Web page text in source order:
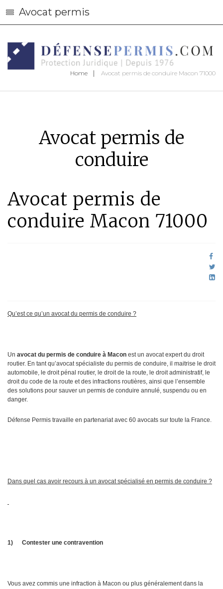
Avocat permis
Home Avocat permis de conduire Macon 71000
Avocat permis de
conduire
Avocat permis de
conduire Macon 71000
Qu’est ce qu’un avocat du permis de conduire ?
Un avocat du permis de conduire à Macon est un avocat expert du droit
routier. En tant qu’avocat spécialiste du permis de conduire, il maitrise le droit
automobile, le droit pénal routier, le droit de la route, le droit administratif, le
droit du code de la route et des infractions routières, ainsi que l’ensemble
des solutions pour sauver un permis de conduire annulé, suspendu ou en
danger.
Défense Permis travaille en partenariat avec 60 avocats sur toute la France.
Dans quel cas avoir recours à un avocat spécialisé en permis de conduire ?
1) Contester une contravention
Vous avez commis une infraction à Macon ou plus généralement dans la